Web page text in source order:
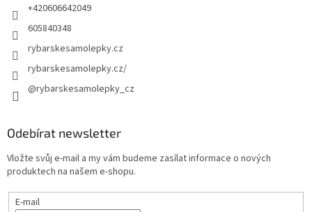
+420606642049
605840348
rybarskesamolepky.cz
rybarskesamolepky.cz/
@rybarskesamolepky_cz
Odebírat newsletter
Vložte svůj e-mail a my vám budeme zasílat informace o nových
produktech na našem e-shopu.
E-mail